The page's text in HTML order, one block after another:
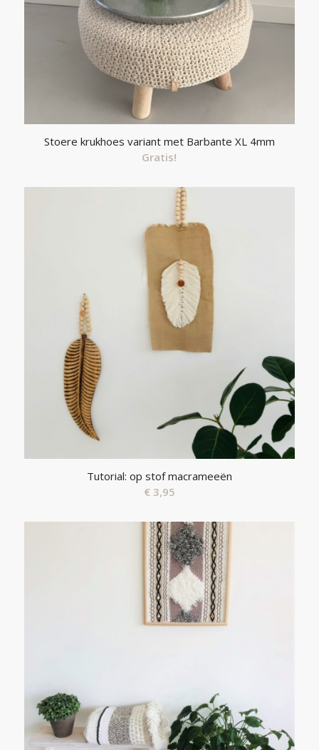
Stoere krukhoes variant met Barbante XL 4mm
Gratis!
Tutorial: op stof macrameeën
€3,95